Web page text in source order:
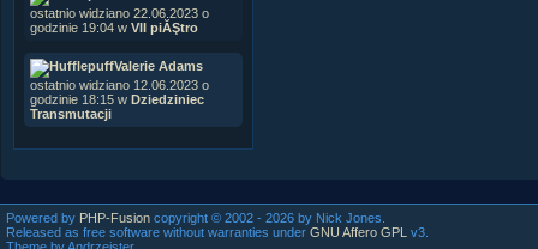
ostatnio widziano 22.06.2023 o
godzinie 19:04 w VII piĂŞtro
Valerie Adams
ostatnio widziano 12.06.2023 o
godzinie 18:15 w Dziedziniec
Transmutacji
Powered by PHP-Fusion copyright © 2002 - 2026 by Nick Jones.
Released as free software without warranties under GNU Affero GPL
v3.